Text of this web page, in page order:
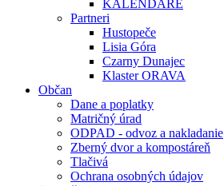
KALENDÁRE
Partneri
Hustopeče
Lisia Góra
Czarny Dunajec
Klaster ORAVA
Občan
Dane a poplatky
Matričný úrad
ODPAD - odvoz a nakladanie
Zberný dvor a kompostáreň
Tlačivá
Ochrana osobných údajov